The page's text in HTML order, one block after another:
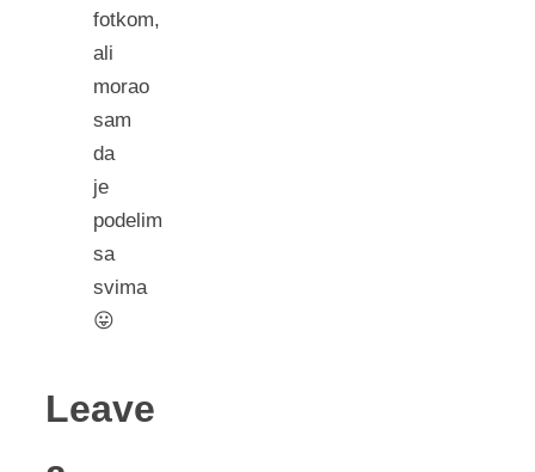
fotkom,
ali
morao
sam
da
je
podelim
sa
svima
😛
Leave